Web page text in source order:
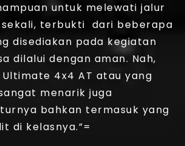
untuk melewati jalur
terbukti dari beberapa
disediakan pada kegiatan
dilalui dengan aman. Nah,
4x4 AT atau yang
menarik juga
bahkan termasuk yang
di kelasnya.”=